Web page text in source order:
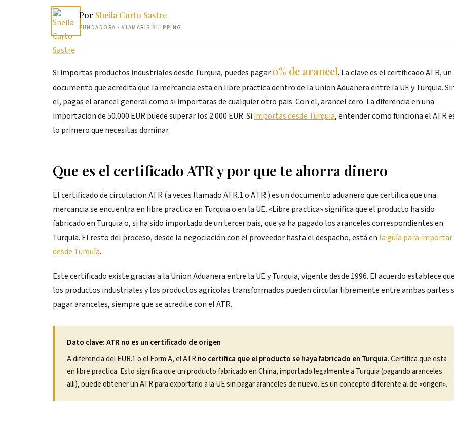
Por Sheila Curto Sastre
FUNDADORA · VIAMARIS SHIPPING
Si importas productos industriales desde Turquia, puedes pagar0% de arancel. La clave es el certificado ATR, un
documento que acredita que la mercancia esta en libre practica dentro de la Union Aduanera entre la UE y Turquia.
el, pagas el arancel general como si importaras de cualquier otro pais. Con el, arancel cero. La diferencia en una
importacion de 50.000 EUR puede superar los 2.000 EUR. Si importas desde Turquia, entender como funciona el ATR
lo primero que necesitas dominar.
Que es el certificado ATR y por que te ahorra dinero
El certificado de circulacion ATR (a veces llamado ATR.1 o A.TR.) es un documento aduanero que certifica que una
mercancia se encuentra en libre practica en Turquia o en la UE. «Libre practica» significa que el producto ha sido
fabricado en Turquia o, si ha sido importado de un tercer pais, que ya ha pagado los aranceles correspondientes en
Turquia. El resto del proceso, desde la negociación con el proveedor hasta el despacho, está en la guía para importar
desde Turquía.
Este certificado existe gracias a la Union Aduanera entre la UE y Turquia, vigente desde 1996. El acuerdo establece
los productos industriales y los productos agricolas transformados pueden circular libremente entre ambas partes
pagar aranceles, siempre que se acredite con el ATR.
Dato clave: ATR no es un certificado de origen
A diferencia del EUR.1 o el Form A, el ATRno certifica que el producto se haya fabricado en Turquia. Certifica que esta
en libre practica. Esto significa que un producto fabricado en China, importado legalmente a Turquia (pagando aranceles
alli), puede obtener un ATR para exportarlo a la UE sin pagar aranceles de nuevo. Es un concepto diferente al de «origen».